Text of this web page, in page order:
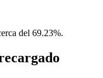
del 69.23%.